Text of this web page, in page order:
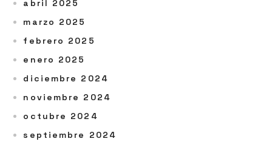
abril 2025
marzo 2025
febrero 2025
enero 2025
diciembre 2024
noviembre 2024
octubre 2024
septiembre 2024